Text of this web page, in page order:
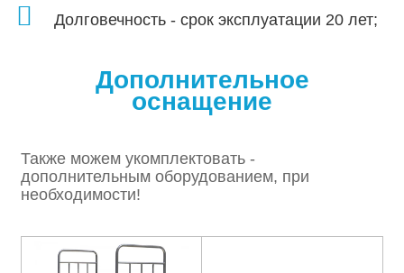
Долговечность - срок эксплуатации 20 лет;
Дополнительное
оснащение
Также можем укомплектовать -
дополнительным оборудованием, при
необходимости!